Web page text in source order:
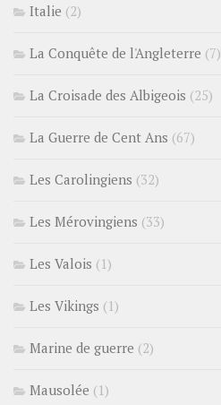
Italie (2)
La Conquête de l'Angleterre (7)
La Croisade des Albigeois (25)
La Guerre de Cent Ans (67)
Les Carolingiens (32)
Les Mérovingiens (33)
Les Valois (1)
Les Vikings (1)
Marine de guerre (2)
Mausolée (1)